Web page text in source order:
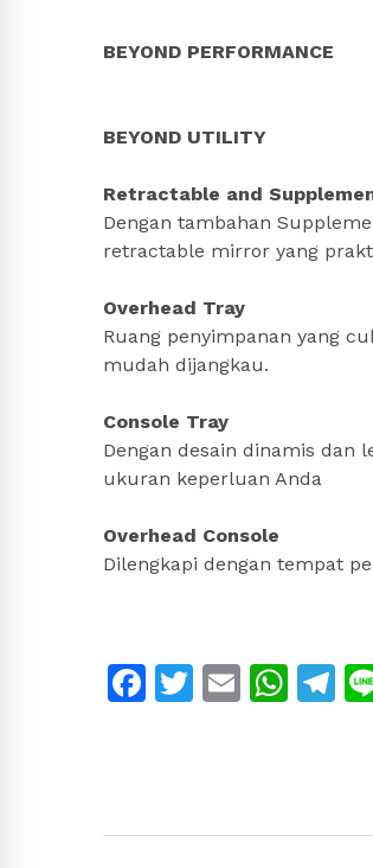
BEYOND PERFORMANCE
BEYOND UTILITY
Retractable and
Dengan tambahan
retractable mirror yang
Overhead Tray
Ruang penyimpanan yang
mudah dijangkau.
Console Tray
Dengan desain dinamis dan
ukuran keperluan Anda
Overhead Console
Dilengkapi dengan tempat
Facebook
Twitter
Email